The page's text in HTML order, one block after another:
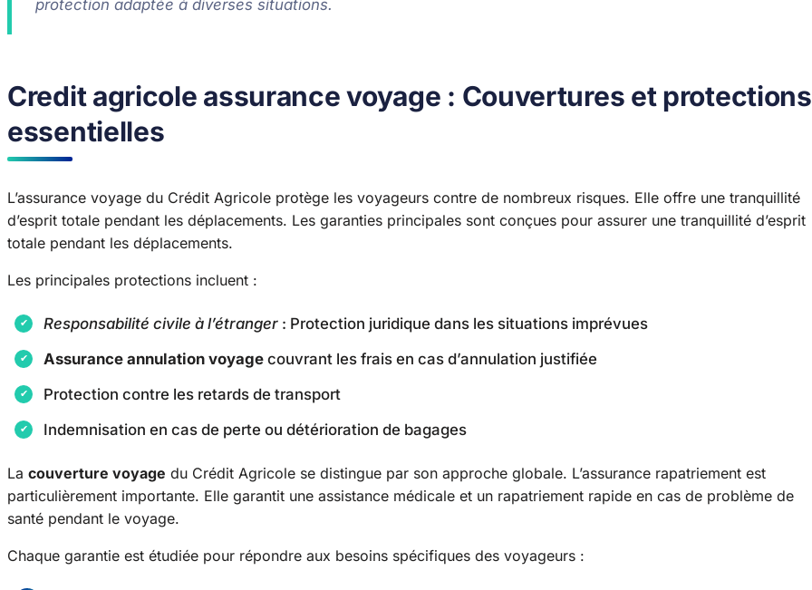
protection adaptée à diverses situations.
Credit agricole assurance voyage : Couvertures et protections
essentielles
L’assurance voyage du Crédit Agricole protège les voyageurs contre de nombreux risques. Elle offre une tranquillité
d’esprit totale pendant les déplacements. Les garanties principales sont conçues pour assurer une tranquillité d’esprit
totale pendant les déplacements.
Les principales protections incluent :
Responsabilité civile à l’étranger : Protection juridique dans les situations imprévues
Assurance annulation voyage couvrant les frais en cas d’annulation justifiée
Protection contre les retards de transport
Indemnisation en cas de perte ou détérioration de bagages
La couverture voyage du Crédit Agricole se distingue par son approche globale. L’assurance rapatriement est
particulièrement importante. Elle garantit une assistance médicale et un rapatriement rapide en cas de problème de
santé pendant le voyage.
Chaque garantie est étudiée pour répondre aux besoins spécifiques des voyageurs :